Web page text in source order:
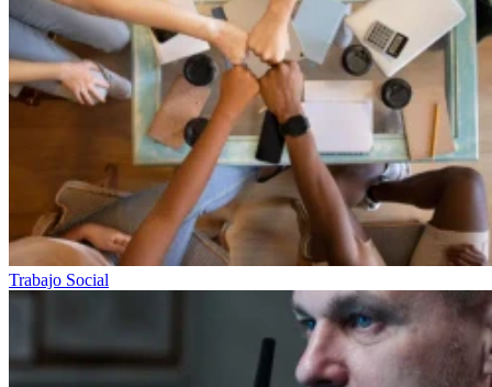
Trabajo Social